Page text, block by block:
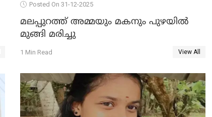
Posted On 31-12-2025
മലപ്പുറത്ത് അമ്മയും മകനും പുഴയിൽ
മുങ്ങി മരിച്ചു
1 Min Read View All